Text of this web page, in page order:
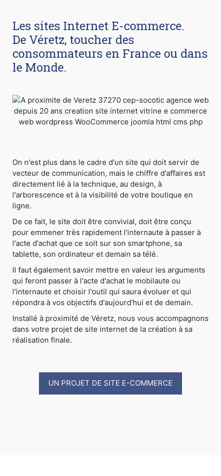
Les sites Internet E-commerce.
De Véretz, toucher des
consommateurs en France ou dans
le Monde.
On n'est plus dans le cadre d'un site qui doit servir de
vecteur de communication, mais le chiffre d'affaires est
directement lié à la technique, au design, à
l'arborescence et à la visibilité de votre boutique en
ligne.
De ce fait, le site doit être convivial, doit être conçu
pour emmener très rapidement l'internaute à passer à
l'acte d'achat que ce soit sur son smartphone, sa
tablette, son ordinateur et demain sa télé.
Il faut également savoir mettre en valeur les arguments
qui feront passer à l'acte d'achat le mobilaute ou
l'internaute et choisir l'outil qui saura évoluer et qui
répondra à vos objectifs d'aujourd'hui et de demain.
Installé à proximité de Véretz, nous vous accompagnons
dans votre projet de site internet de la création à sa
réalisation finale.
UN PROJET DE SITE E-COMMERCE